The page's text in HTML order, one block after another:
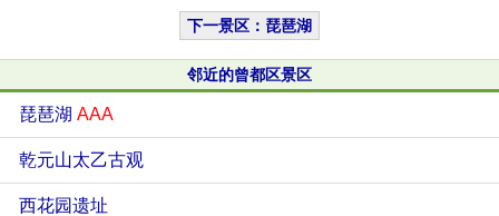
下一景区：琵琶湖
邻近的曾都区景区
琵琶湖 AAA
乾元山太乙古观
西花园遗址